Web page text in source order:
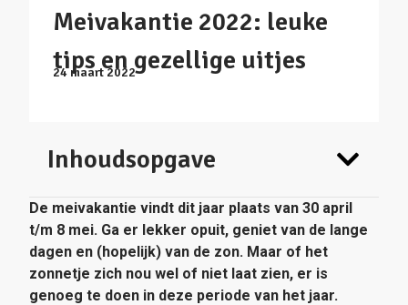
Meivakantie 2022: leuke
tips en gezellige uitjes
24 maart 2022
Inhoudsopgave
De meivakantie vindt dit jaar plaats van 30 april
t/m 8 mei. Ga er lekker opuit, geniet van de lange
dagen en (hopelijk) van de zon. Maar of het
zonnetje zich nou wel of niet laat zien, er is
genoeg te doen in deze periode van het jaar.